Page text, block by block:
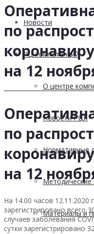
Новости
РЦ компетенций
О центре
Новости РЦК
Нормативные
Материалы и
по
на 12
по
на 12
На 14.00 часов 12.11.2020
зарегистрировано всего
случаев заболевания
сутки зарегистрировано